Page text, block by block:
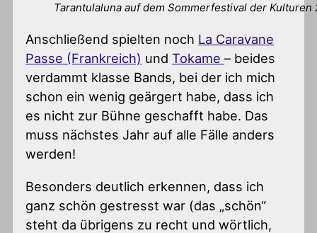
Tarantulaluna auf dem Sommerfestival der
Anschließend spielten noch La Caravane
Passe (Frankreich) undTokame– beides
verdammt klasse Bands, bei der ich mich
schon ein wenig geärgert habe, dass ich
es nicht zur Bühne geschafft habe. Das
muss nächstes Jahr auf alle Fälle anders
werden!
Besonders deutlich erkennen, dass ich
ganz schön gestresst war (das „schön“
steht da übrigens zu recht und wörtlich,